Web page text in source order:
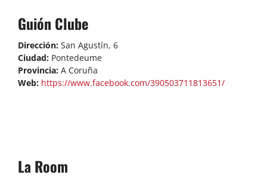
Guión Clube
Dirección: San Agustín, 6
Ciudad:Pontedeume
Provincia:A Coruña
Web:https://www.facebook.com/390503711813651/
La Room